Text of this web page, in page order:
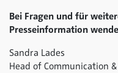
Bei Fragen und für
Presseinformation
Sandra Lades
Head of Communication